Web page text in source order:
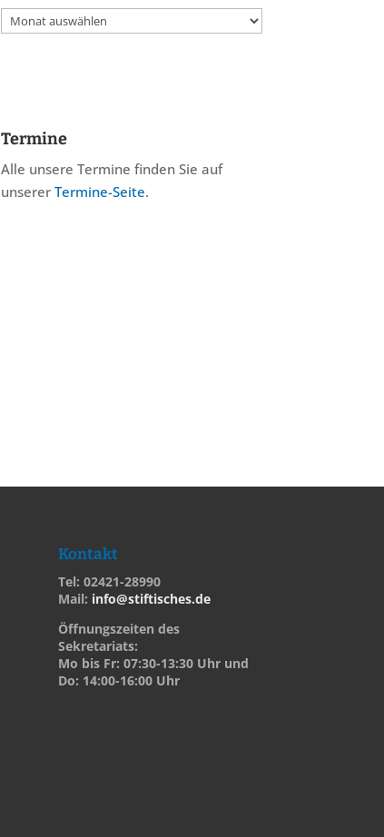
Archiv
Termine
Alle unsere Termine finden Sie auf
unserer Termine-Seite.
Kontakt
Tel: 02421-28990
Mail: info@stiftisches.de
Öffnungszeiten des
Sekretariats:
Mo bis Fr: 07:30-13:30 Uhr und
Do: 14:00-16:00 Uhr